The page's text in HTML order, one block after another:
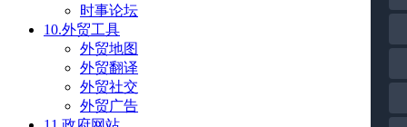
时事论坛
10.外贸工具
外贸地图
外贸翻译
外贸社交
外贸广告